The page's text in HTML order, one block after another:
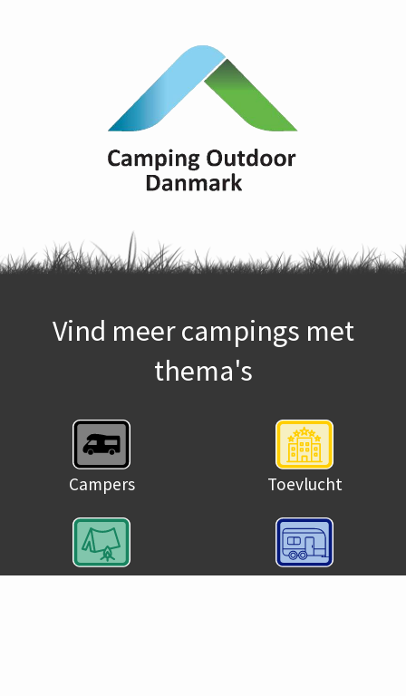
Vind meer campings met
thema's
Campers Toevlucht
Buitenshuis Klassiek